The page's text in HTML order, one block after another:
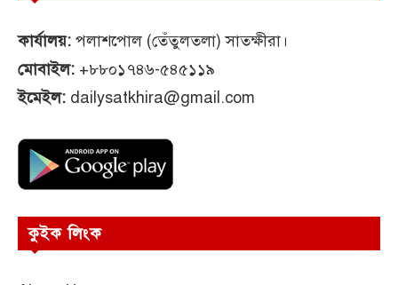
কার্যালয়: পলাশপোল (তেঁতুলতলা) সাতক্ষীরা।
মোবাইল: +৮৮০১৭৪৬-৫৪৫১১৯
ইমেইল: dailysatkhira@gmail.com
কুইক লিংক